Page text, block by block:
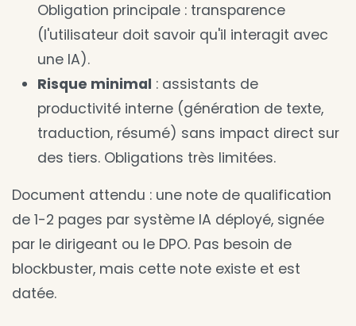
Obligation principale : transparence
(l'utilisateur doit savoir qu'il interagit avec
une IA).
Risque minimal : assistants de
productivité interne (génération de texte,
traduction, résumé) sans impact direct sur
des tiers. Obligations très limitées.
Document attendu : une note de qualification
de 1-2 pages par système IA déployé, signée
par le dirigeant ou le DPO. Pas besoin de
blockbuster, mais cette note existe et est
datée.